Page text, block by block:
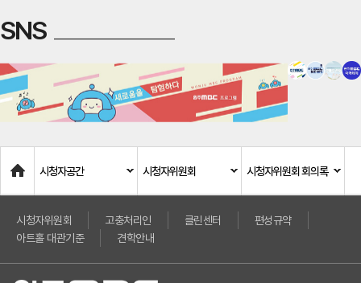
SNS
Home
시청자공간 시청자위원회 시청자위원회 회의록
시청자위원회 고충처리인 클린센터
편성규약
아트홀 대관기준
견학안내